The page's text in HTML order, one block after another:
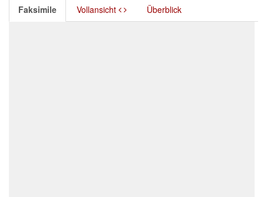
Faksimile Vollansicht Überblick